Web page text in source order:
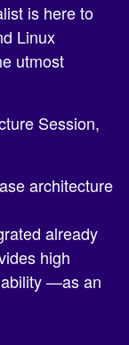
is here to
Linux
utmost
Session,
architecture
already
high
—as an